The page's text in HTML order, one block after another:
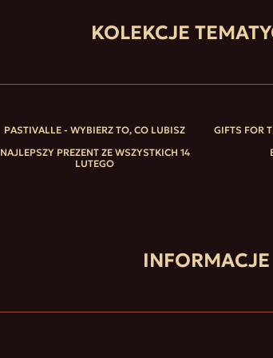
KOLEKCJE
PASTIVALLE - WYBIERZ TO, CO LUBISZ GIFTS FOR
NAJLEPSZY PREZENT ZE WSZYSTKICH 14
LUTEGO
INFORMACJE